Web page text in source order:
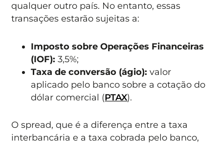
qualquer outro país. No entanto, essas
transações estarão sujeitas a:
Imposto sobre Operações Financeiras
(IOF): 3,5%;
Taxa de conversão (ágio): valor
aplicado pelo banco sobre a cotação do
dólar comercial (PTAX).
O spread, que é a diferença entre a taxa
interbancária e a taxa cobrada pelo banco,